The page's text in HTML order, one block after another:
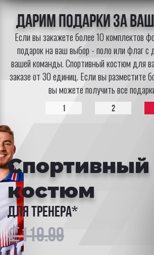
Дарим подарки за
Если вы закажете более 10 комплектов
подарок на ваш выбор - поло или флаг с
вашей команды. Спортивный костюм для
заказе от 30 единиц. Если вы разместите
вы можете получить все
ПОЛО
Для тренера*
₾59.99
в
1 2